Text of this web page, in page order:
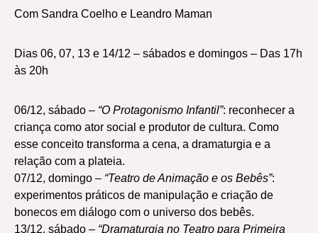
Com Sandra Coelho e Leandro Maman
Dias 06, 07, 13 e 14/12 – sábados e domingos – Das 17h
às 20h
06/12, sábado – “O Protagonismo Infantil”: reconhecer a
criança como ator social e produtor de cultura. Como
esse conceito transforma a cena, a dramaturgia e a
relação com a plateia.
07/12, domingo – “Teatro de Animação e os Bebês”:
experimentos práticos de manipulação e criação de
bonecos em diálogo com o universo dos bebês.
13/12, sábado – “Dramaturgia no Teatro para Primeira